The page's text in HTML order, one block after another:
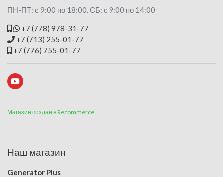
ПН-ПТ: с 9:00 по 18:00. СБ: с 9:00 по 14:00
+7 (778) 978-31-77
+7 (713) 255-01-77
+7 (776) 755-01-77
Магазин создан в Recommerce
Наш магазин
Generator Plus